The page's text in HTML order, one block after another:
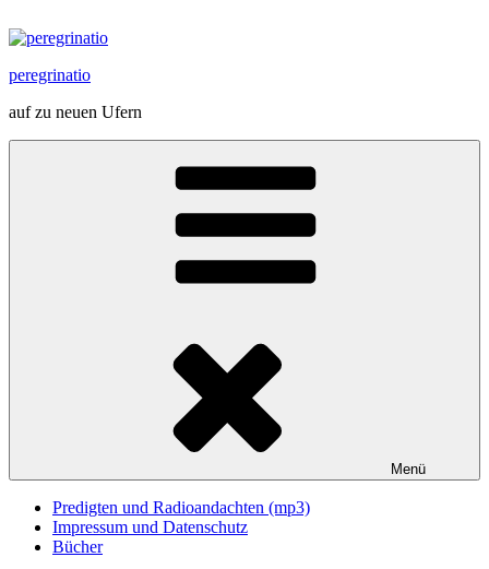
Inhalt
peregrinatio
auf zu neuen Ufern
Menü
Predigten und Radioandachten (mp3)
Impressum und Datenschutz
Bücher